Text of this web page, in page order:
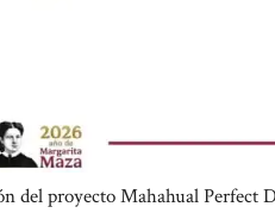
del proyecto Mahahual Perfect